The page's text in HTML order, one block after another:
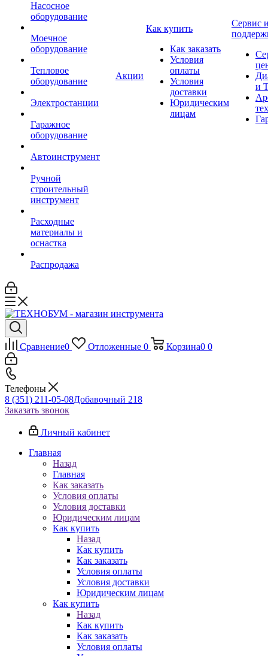
Насосное
оборудование
Моечное
оборудование
Тепловое
оборудование
Электростанции
Гаражное
оборудование
Автоинструмент
Ручной
строительный
инструмент
Расходные
материалы и
оснастка
Распродажа
Акции
Как купить
Как заказать
Условия
оплаты
Условия
доставки
Юридическим
лицам
Сервис
и
Сравнение0 Отложенные 0 Корзина0 0
Телефоны
8 (351) 211-05-08Добавочный 218
Заказать звонок
Личный кабинет
Главная
Назад
Главная
Как заказать
Условия оплаты
Условия доставки
Юридическим лицам
Как купить
Назад
Как купить
Как заказать
Условия оплаты
Условия доставки
Юридическим лицам
Как купить
Назад
Как купить
Как заказать
Условия оплаты